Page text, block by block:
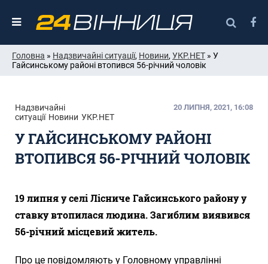
Головна » Надзвичайні ситуації, Новини, УКР.НЕТ » У
Гайсинському районі втопився 56-річний чоловік
Надзвичайні
ситуації Новини УКР.НЕТ
20 ЛИПНЯ, 2021, 16:08
У ГАЙСИНСЬКОМУ РАЙОНІ
ВТОПИВСЯ 56-РІЧНИЙ ЧОЛОВІК
19 липня у селі Лісниче Гайсинського району у
ставку втопилася людина. Загиблим виявився
56-річний місцевий житель.
Про це повідомляють у Головному управлінні